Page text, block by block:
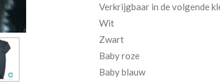
Verkrijgbaar in de volgende
Wit
Zwart
Baby roze
Baby blauw